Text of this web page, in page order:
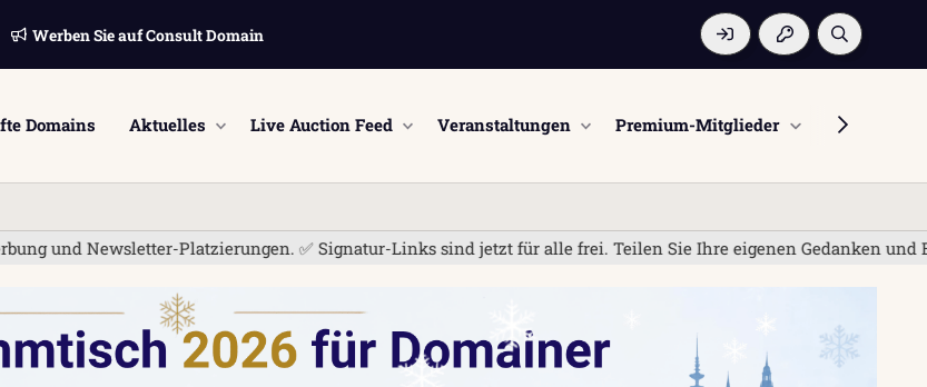
Werben Sie auf Consult Domain
Domains Aktuelles Live Auction Feed Veranstaltungen Premium-Mitglieder Mitglieder
Platzierungen. ✅ Signatur-Links sind jetzt für alle frei. Teilen Sie Ihre eigenen Gedanken und